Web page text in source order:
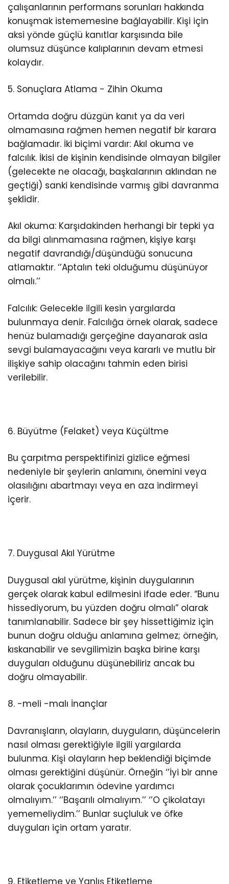
çalışanlarının performans sorunları hakkında
konuşmak istememesine bağlayabilir. Kişi için
aksi yönde güçlü kanıtlar karşısında bile
olumsuz düşünce kalıplarının devam etmesi
kolaydır.
5. Sonuçlara Atlama - Zihin Okuma
Ortamda doğru düzgün kanıt ya da veri
olmamasına rağmen hemen negatif bir karara
bağlamadır. İki biçimi vardır: Akıl okuma ve
falcılık. İkisi de kişinin kendisinde olmayan bilgiler
(gelecekte ne olacağı, başkalarının aklından ne
geçtiği) sanki kendisinde varmış gibi davranma
şeklidir.
Akıl okuma: Karşıdakinden herhangi bir tepki ya
da bilgi alınmamasına rağmen, kişiye karşı
negatif davrandığı/düşündüğü sonucuna
atlamaktır. ‘’Aptalın teki olduğumu düşünüyor
olmalı.’’
Falcılık: Gelecekle ilgili kesin yargılarda
bulunmaya denir. Falcılığa örnek olarak, sadece
henüz bulamadığı gerçeğine dayanarak asla
sevgi bulamayacağını veya kararlı ve mutlu bir
ilişkiye sahip olacağını tahmin eden birisi
verilebilir.
6. Büyütme (Felaket) veya Küçültme
Bu çarpıtma perspektifinizi gizlice eğmesi
nedeniyle bir şeylerin anlamını, önemini veya
olasılığını abartmayı veya en aza indirmeyi
içerir.
7. Duygusal Akıl Yürütme
Duygusal akıl yürütme, kişinin duygularının
gerçek olarak kabul edilmesini ifade eder. “Bunu
hissediyorum, bu yüzden doğru olmalı” olarak
tanımlanabilir. Sadece bir şey hissettiğimiz için
bunun doğru olduğu anlamına gelmez; örneğin,
kıskanabilir ve sevgilimizin başka birine karşı
duyguları olduğunu düşünebiliriz ancak bu
doğru olmayabilir.
8. -meli -malı İnançlar
Davranışların, olayların, duyguların, düşüncelerin
nasıl olması gerektiğiyle ilgili yargılarda
bulunma. Kişi olayların hep beklendiği biçimde
olması gerektiğini düşünür. Örneğin ‘’İyi bir anne
olarak çocuklarımın ödevine yardımcı
olmalıyım.’’ ‘’Başarılı olmalıyım.’’ ‘’O çikolatayı
yememeliydim.’’ Bunlar suçluluk ve öfke
duyguları için ortam yaratır.
9. Etiketleme ve Yanlış Etiketleme